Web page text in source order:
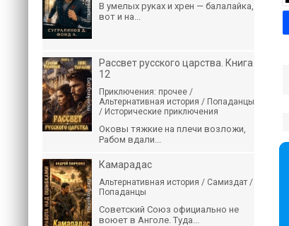
В умелых руках и хрен — балалайка,
вот и на...
Рассвет русского царства. Книга
12
Приключения: прочее /
Альтернативная история / Попаданцы
/ Исторические приключения
Оковы тяжкие на плечи возложи,
Рабом вдали...
Камарадас
Альтернативная история / Самиздат /
Попаданцы
Советский Союз официально не
воюет в Анголе. Туда...